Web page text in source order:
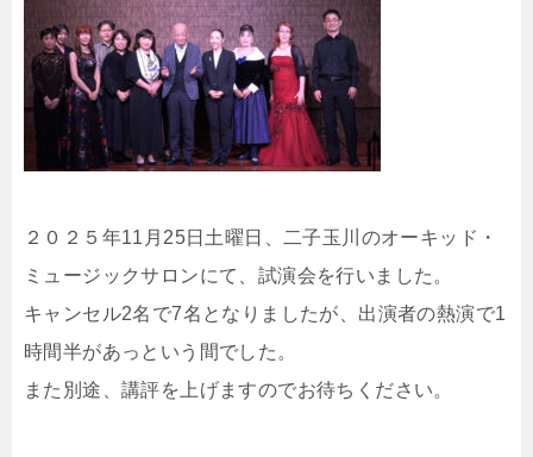
２０２５年11月25日土曜日、二子玉川のオーキッド・
ミュージックサロンにて、試演会を行いました。
キャンセル2名で7名となりましたが、出演者の熱演で1
時間半があっという間でした。
また別途、講評を上げますのでお待ちください。